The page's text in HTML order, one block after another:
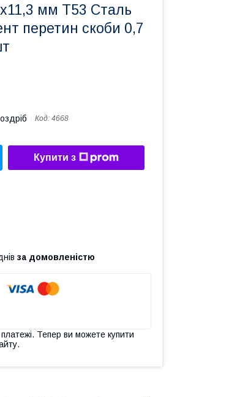
мм Т53 Сталь
перетин скоби 0,7
Код: 4668
Купити з
за домовленістю
платежі. Тепер ви можете купити